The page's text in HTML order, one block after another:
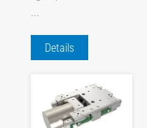
Details